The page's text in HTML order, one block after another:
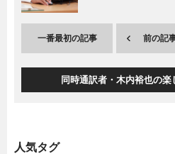
一番最初の記事 前の記
同時通訳者・木内裕也の
人気タグ